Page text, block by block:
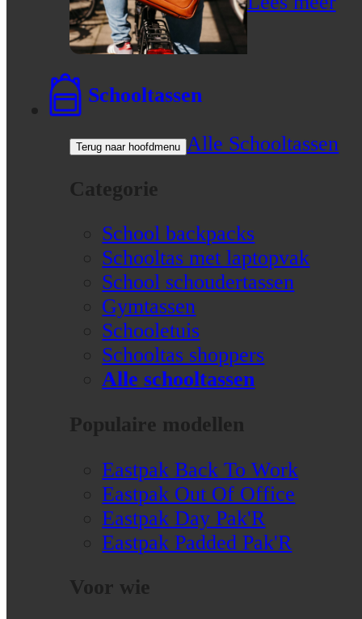
Schooltassen
Terug naar hoofdmenu Alle Schooltassen
Categorie
School backpacks
Schooltas met laptopvak
School schoudertassen
Gymtassen
Schooletuis
Schooltas shoppers
Alle schooltassen
Populaire modellen
Eastpak Back To Work
Eastpak Out Of Office
Eastpak Day Pak'R
Eastpak Padded Pak'R
Voor wie